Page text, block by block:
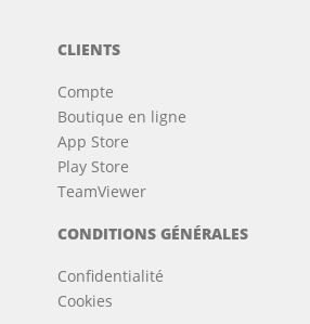
CLIENTS
Compte
Boutique en ligne
App Store
Play Store
TeamViewer
CONDITIONS GÉNÉRALES
Confidentialité
Cookies